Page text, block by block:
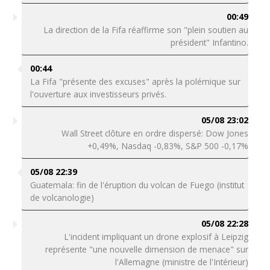
00:49
La direction de la Fifa réaffirme son "plein soutien au
président" Infantino.
00:44
La Fifa "présente des excuses" après la polémique sur
l'ouverture aux investisseurs privés.
05/08 23:02
Wall Street clôture en ordre dispersé: Dow Jones
+0,49%, Nasdaq -0,83%, S&P 500 -0,17%
05/08 22:39
Guatemala: fin de l'éruption du volcan de Fuego (institut
de volcanologie)
05/08 22:28
L'incident impliquant un drone explosif à Leipzig
représente "une nouvelle dimension de menace" sur
l'Allemagne (ministre de l'Intérieur)